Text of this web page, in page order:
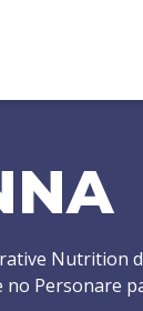
Nutrition
Personare